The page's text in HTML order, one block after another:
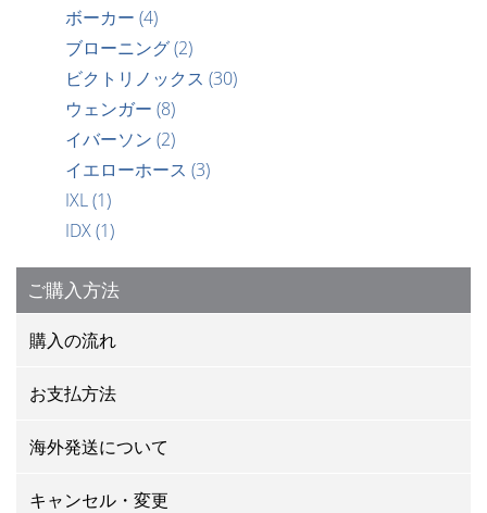
ボーカー (4)
ブローニング(2)
ビクトリノックス (30)
ウェンガー (8)
イバーソン (2)
イエローホース (3)
IXL(1)
IDX(1)
ご購入方法
購入の流れ
お支払方法
海外発送について
キャンセル・変更